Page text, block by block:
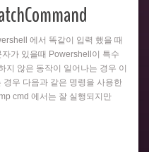
에서 똑같이 입력 했을 때
가 있을때 Powershell이 특수
지 않은 동작이 일어나는 경우 이
우 다음과 같은 명령을 사용한
cmd 에서는 잘 실행되지만